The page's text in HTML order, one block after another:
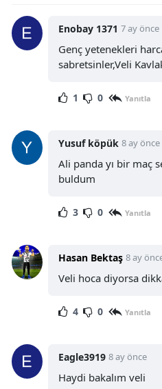
Enobay 1371 7 ay önce
Genç yetenekleri
sabretsinler,Veli
1 0 Yanıtla
Yusuf köpük 8 ay önce
Ali panda yı bir maç
buldum
3 0 Yanıtla
Hasan Bektaş 8 ay
Veli hoca diyorsa
4 0 Yanıtla
Eagle3919 8 ay önce
Haydi bakalım veli